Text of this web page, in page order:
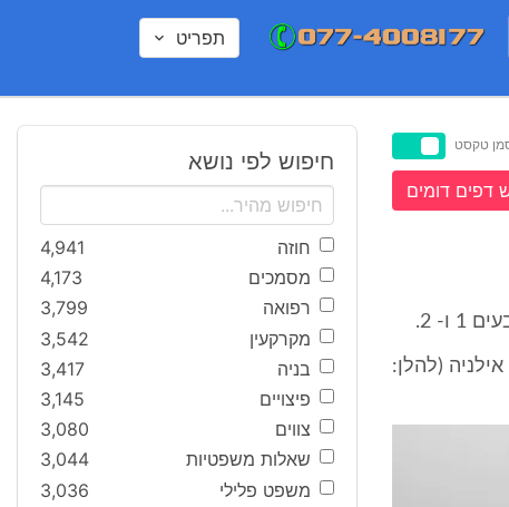
תפריט
טקסט
דפים דומים
15140 הנמצאת במושב אילניה (להלן:
חיפוש לפי נושא
חוזה
4,941
מסמכים
4,173
רפואה
3,799
מקרקעין
3,542
בניה
3,417
פיצויים
3,145
צווים
3,080
שאלות משפטיות
3,044
משפט פלילי
3,036